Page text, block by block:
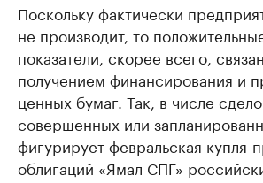
Поскольку фактически
не производит, то
показатели, скорее всего,
получением финансирования и
ценных бумаг. Так, в числе
совершенных или
фигурирует февральская купля-
облигаций «Ямал СПГ»